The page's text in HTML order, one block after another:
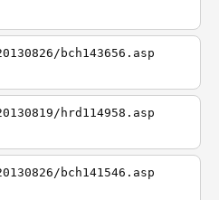
bch143656.asp
hrd114958.asp
bch141546.asp